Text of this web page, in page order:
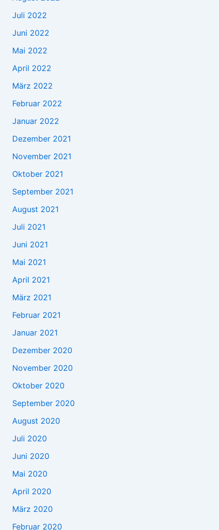
Juli 2022
Juni 2022
Mai 2022
April 2022
März 2022
Februar 2022
Januar 2022
Dezember 2021
November 2021
Oktober 2021
September 2021
August 2021
Juli 2021
Juni 2021
Mai 2021
April 2021
März 2021
Februar 2021
Januar 2021
Dezember 2020
November 2020
Oktober 2020
September 2020
August 2020
Juli 2020
Juni 2020
Mai 2020
April 2020
März 2020
Februar 2020